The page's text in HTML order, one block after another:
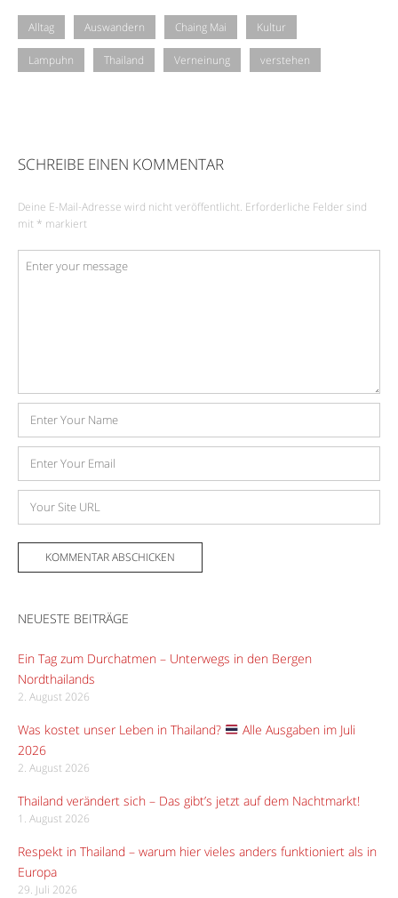
Alltag Auswandern Chaing Mai Kultur
Lampuhn Thailand Verneinung verstehen
SCHREIBE EINEN KOMMENTAR
Deine E-Mail-Adresse wird nicht veröffentlicht. Erforderliche Felder sind
mit * markiert
Kommentar
Name
Mail-
Adresse
Website
NEUESTE BEITRÄGE
Ein Tag zum Durchatmen – Unterwegs in den Bergen
Nordthailands
2. August 2026
Was kostet unser Leben in Thailand?
Alle Ausgaben im Juli
2026
2. August 2026
Thailand verändert sich – Das gibt’s jetzt auf dem Nachtmarkt!
1. August 2026
Respekt in Thailand – warum hier vieles anders funktioniert als in
Europa
29. Juli 2026